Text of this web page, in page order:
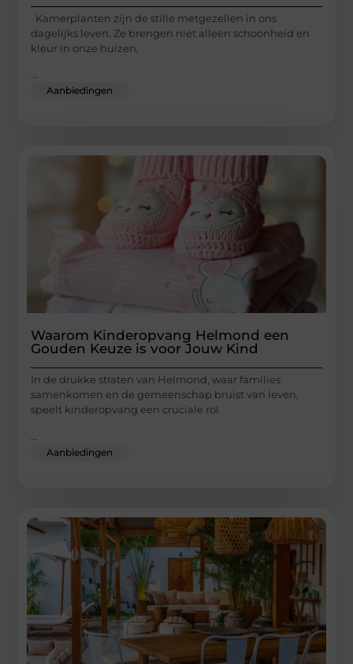
Kamerplanten zijn de stille metgezellen in ons
dagelijks leven. Ze brengen niet alleen schoonheid en
kleur in onze huizen,
...
Aanbiedingen
Waarom Kinderopvang Helmond een
Gouden Keuze is voor Jouw Kind
In de drukke straten van Helmond, waar families
samenkomen en de gemeenschap bruist van leven,
speelt kinderopvang een cruciale rol
Aanbiedingen